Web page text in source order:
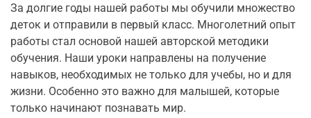
За долгие годы нашей работы мы обучили множество
деток и отправили в первый класс. Многолетний опыт
работы стал основой нашей авторской методики
обучения. Наши уроки направлены на получение
навыков, необходимых не только для учебы, но и для
жизни. Особенно это важно для малышей, которые
только начинают познавать мир.